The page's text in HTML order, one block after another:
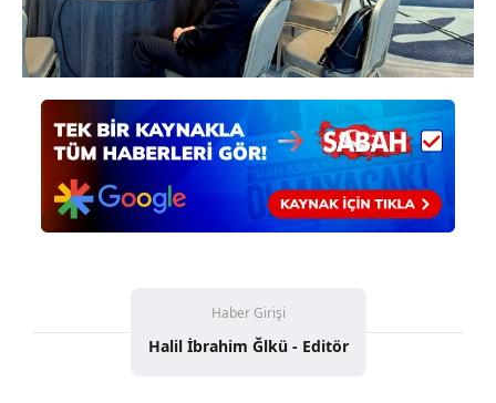
Haber Girişi
Halil İbrahim Ğlkü - Editör